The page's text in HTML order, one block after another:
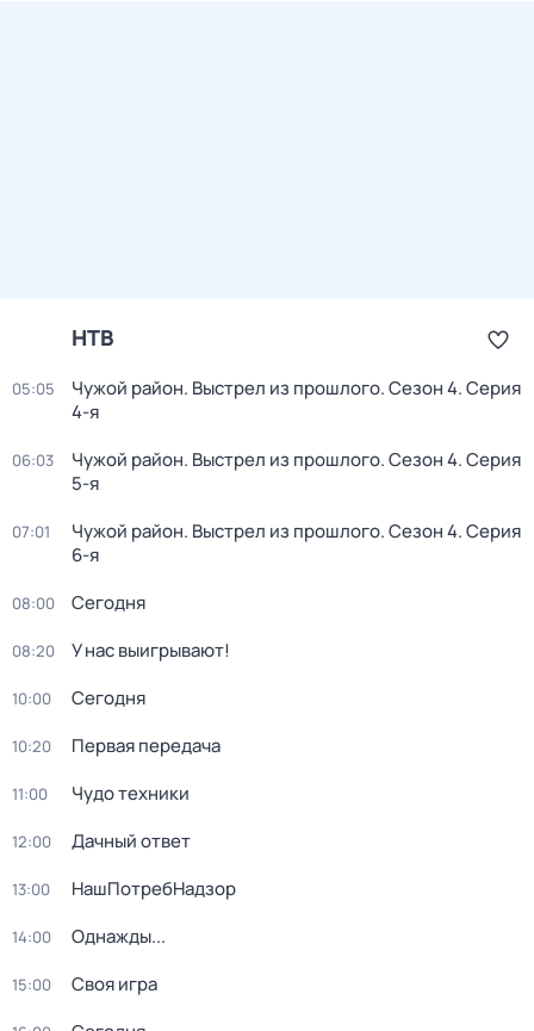
НТВ
05:05 Чужой район. Выстрел из прошлого. Сезон 4. Серия
4-я
06:03 Чужой район. Выстрел из прошлого. Сезон 4. Серия
5-я
07:01 Чужой район. Выстрел из прошлого. Сезон 4. Серия
6-я
08:00 Сегодня
08:20 У нас выигрывают!
10:00 Сегодня
10:20 Первая передача
11:00 Чудо техники
12:00 Дачный ответ
13:00 НашПотребНадзор
14:00 Однажды...
15:00 Своя игра